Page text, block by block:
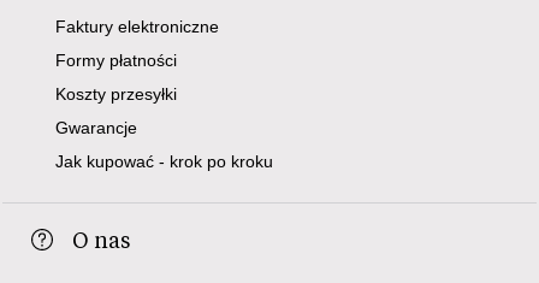
Faktury elektroniczne
Formy płatności
Koszty przesyłki
Gwarancje
Jak kupować - krok po kroku
O nas